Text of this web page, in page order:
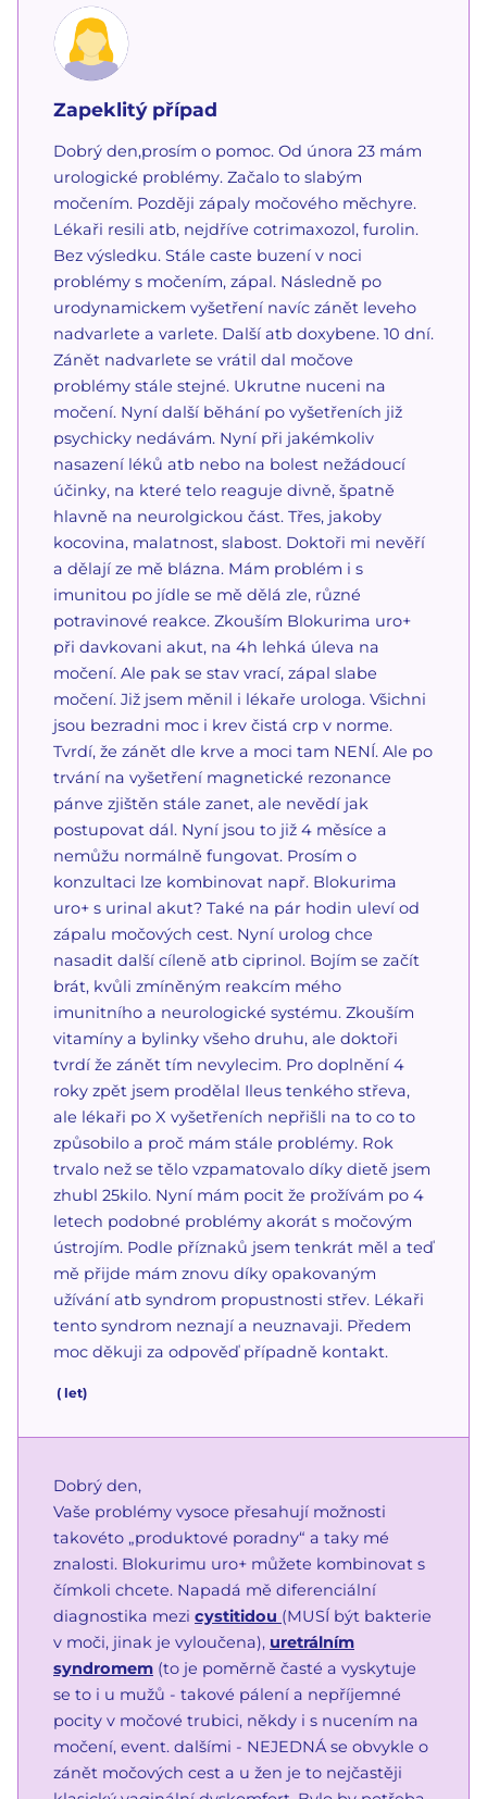
Zapeklitý případ
Dobrý den,prosím o pomoc. Od února 23 mám
urologické problémy. Začalo to slabým
močením. Později zápaly močového měchyre.
Lékaři resili atb, nejdříve cotrimaxozol, furolin.
Bez výsledku. Stále caste buzení v noci
problémy s močením, zápal. Následně po
urodynamickem vyšetření navíc zánět leveho
nadvarlete a varlete. Další atb doxybene. 10 dní.
Zánět nadvarlete se vrátil dal močove
problémy stále stejné. Ukrutne nuceni na
močení. Nyní další běhání po vyšetřeních již
psychicky nedávám. Nyní při jakémkoliv
nasazení léků atb nebo na bolest nežádoucí
účinky, na které telo reaguje divně, špatně
hlavně na neurolgickou část. Třes, jakoby
kocovina, malatnost, slabost. Doktoři mi nevěří
a dělají ze mě blázna. Mám problém i s
imunitou po jídle se mě dělá zle, různé
potravinové reakce. Zkouším Blokurima uro+
při davkovani akut, na 4h lehká úleva na
močení. Ale pak se stav vrací, zápal slabe
močení. Již jsem měnil i lékaře urologa. Všichni
jsou bezradni moc i krev čistá crp v norme.
Tvrdí, že zánět dle krve a moci tam NENÍ. Ale po
trvání na vyšetření magnetické rezonance
pánve zjištěn stále zanet, ale nevědí jak
postupovat dál. Nyní jsou to již 4 měsíce a
nemůžu normálně fungovat. Prosím o
konzultaci lze kombinovat např. Blokurima
uro+ s urinal akut? Také na pár hodin uleví od
zápalu močových cest. Nyní urolog chce
nasadit další cíleně atb ciprinol. Bojím se začít
brát, kvůli zmíněným reakcím mého
imunitního a neurologické systému. Zkouším
vitamíny a bylinky všeho druhu, ale doktoři
tvrdí že zánět tím nevylecim. Pro doplnění 4
roky zpět jsem prodělal Ileus tenkého střeva,
ale lékaři po X vyšetřeních nepřišli na to co to
způsobilo a proč mám stále problémy. Rok
trvalo než se tělo vzpamatovalo díky dietě jsem
zhubl 25kilo. Nyní mám pocit že prožívám po 4
letech podobné problémy akorát s močovým
ústrojím. Podle příznaků jsem tenkrát měl a teď
mě přijde mám znovu díky opakovaným
užívání atb syndrom propustnosti střev. Lékaři
tento syndrom neznají a neuznavaji. Předem
moc děkuji za odpověď případně kontakt.
( let)
Dobrý den,
Vaše problémy vysoce přesahují možnosti
takovéto „produktové poradny“ a taky mé
znalosti. Blokurimu uro+ můžete kombinovat s
čímkoli chcete. Napadá mě diferenciální
diagnostika mezi cystitidou (MUSÍ být bakterie
v moči, jinak je vyloučena), uretrálním
syndromem (to je poměrně časté a vyskytuje
se to i u mužů - takové pálení a nepříjemné
pocity v močové trubici, někdy i s nucením na
močení, event. dalšími - NEJEDNÁ se obvykle o
zánět močových cest a u žen je to nejčastěji